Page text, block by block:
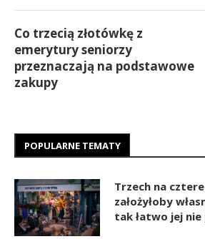
Co trzecią złotówkę z
emerytury seniorzy
przeznaczają na podstawowe
zakupy
POPULARNE TEMATY
Trzech na
założyłoby
tak łatwo jej nie